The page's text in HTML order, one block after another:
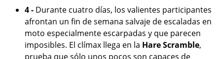
4 - Durante cuatro días, los valientes participantes
afrontan un fin de semana salvaje de escaladas en
moto especialmente escarpadas y que parecen
imposibles. El clímax llega en la Hare Scramble,
prueba que sólo unos pocos son capaces de